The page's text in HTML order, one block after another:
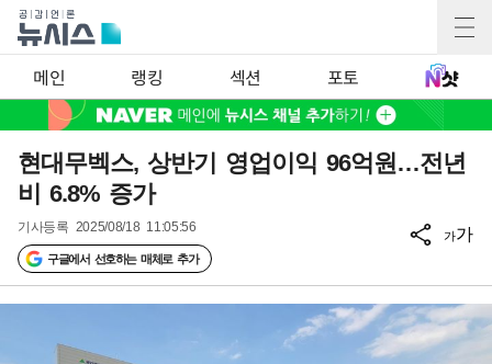
메인 랭킹 섹션 포토
현대무벡스, 상반기 영업이익 96억원…전년
비 6.8% 증가
기사등록 2025/08/18 11:05:56
구글에서 선호하는 매체로 추가
가가